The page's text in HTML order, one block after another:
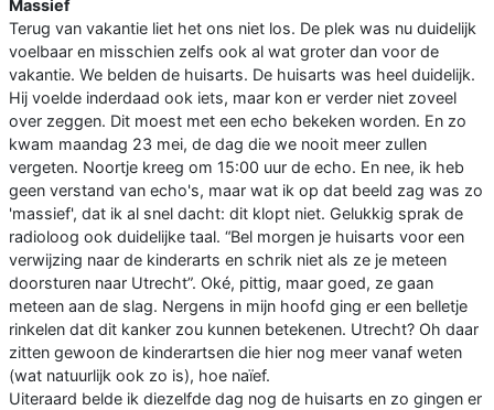
Massief
Terug van vakantie liet het ons niet los. De plek was nu duidelijk
voelbaar en misschien zelfs ook al wat groter dan voor de
vakantie. We belden de huisarts. De huisarts was heel duidelijk.
Hij voelde inderdaad ook iets, maar kon er verder niet zoveel
over zeggen. Dit moest met een echo bekeken worden. En zo
kwam maandag 23 mei, de dag die we nooit meer zullen
vergeten. Noortje kreeg om 15:00 uur de echo. En nee, ik heb
geen verstand van echo's, maar wat ik op dat beeld zag was zo
'massief', dat ik al snel dacht: dit klopt niet. Gelukkig sprak de
radioloog ook duidelijke taal. “Bel morgen je huisarts voor een
verwijzing naar de kinderarts en schrik niet als ze je meteen
doorsturen naar Utrecht”. Oké, pittig, maar goed, ze gaan
meteen aan de slag. Nergens in mijn hoofd ging er een belletje
rinkelen dat dit kanker zou kunnen betekenen. Utrecht? Oh daar
zitten gewoon de kinderartsen die hier nog meer vanaf weten
(wat natuurlijk ook zo is), hoe naïef.
Uiteraard belde ik diezelfde dag nog de huisarts en zo gingen er